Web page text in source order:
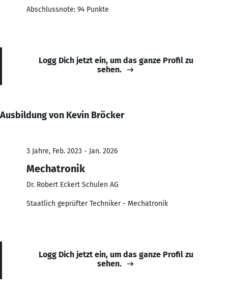
Abschlussnote: 94 Punkte
Logg Dich jetzt ein, um das ganze Profil zu
sehen.
Ausbildung von Kevin Bröcker
3 Jahre, Feb. 2023 - Jan. 2026
Mechatronik
Dr. Robert Eckert Schulen AG
Staatlich geprüfter Techniker - Mechatronik
Logg Dich jetzt ein, um das ganze Profil zu
sehen.